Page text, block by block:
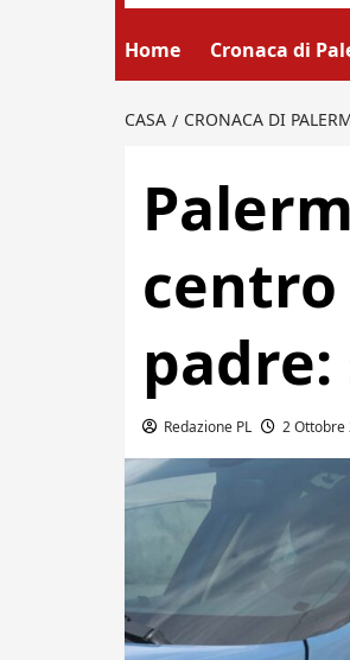
Home Cronaca di
CASA CRONACA DI
centro
Redazione PL 2 Ottobre